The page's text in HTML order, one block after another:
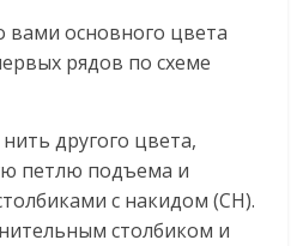
основного цвета
рядов по схеме
другого цвета,
петлю подъема и
с накидом (СН).
столбиком и